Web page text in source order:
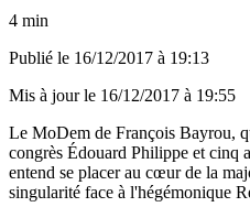
4 min
Publié le 16/12/2017 à 19:13
Mis à jour le 16/12/2017 à 19:55
Le MoDem de François Bayrou,
congrès Édouard Philippe et cinq
entend se placer au cœur de la
singularité face à l'hégémonique